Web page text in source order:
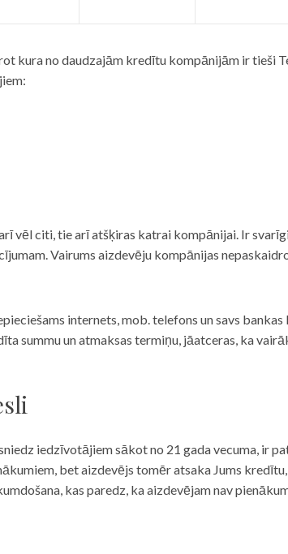
kura no daudzajām kredītu kompānijām ir tieši
vēl citi, tie arī atšķiras katrai kompānijai. Ir
Vairums aizdevēju kompānijas
internets, mob. telefons un savs
summu un atmaksas termiņu, jāatceras, ka
iedzīvotājiem sākot no 21 gada vecuma, ir
bet aizdevējs tomēr atsaka Jums
kas paredz, ka aizdevējam nav